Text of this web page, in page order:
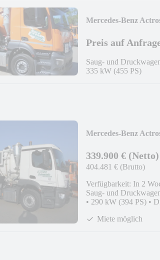
Mercedes-Benz
Preis auf
Saug- und
335 kW (455 PS)
Mercedes-Benz
339.900 € (Netto)
404.481 € (Brutto)
Verfügbarkeit: In 2
Saug- und
• 290 kW (394 PS) •
Miete möglich